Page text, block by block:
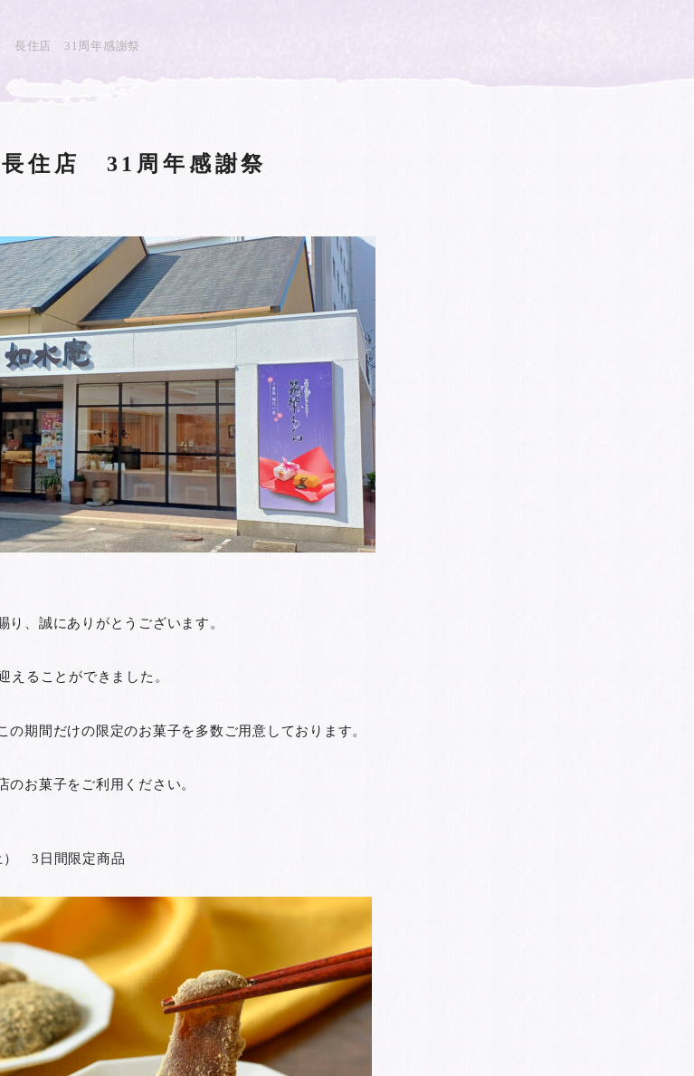
長住店 31周年感謝祭
住店 31周年感謝祭
、誠にありがとうございます。
えることができました。
の期間だけの限定のお菓子を多数ご用意しております。
のお菓子をご利用ください。
） 3日間限定商品